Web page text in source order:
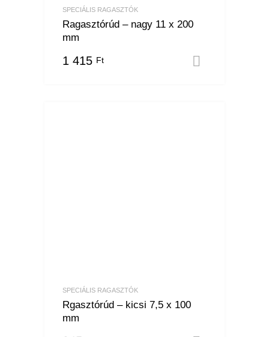
SPECIÁLIS RAGASZTÓK
Ragasztórúd – nagy 11 x 200
mm
1 415 Ft
SPECIÁLIS RAGASZTÓK
Rgasztórúd – kicsi 7,5 x 100
mm